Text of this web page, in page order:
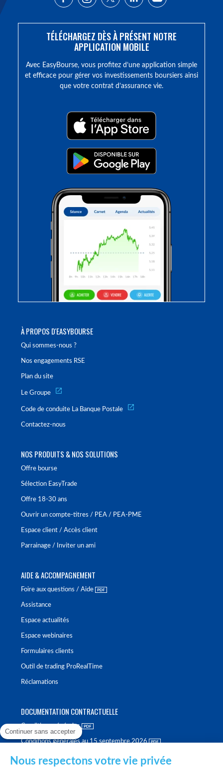
À PROPOS D'EASYBOURSE
Qui sommes-nous ?
Nos engagements RSE
Plan du site
Le Groupe
Code de conduite La Banque Postale
Contactez-nous
NOS PRODUITS & NOS SOLUTIONS
Offre bourse
Sélection EasyTrade
Offre 18-30 ans
Ouvrir un compte-titres / PEA / PEA-PME
Espace client / Accès client
Parrainage / Inviter un ami
AIDE & ACCOMPAGNEMENT
Foire aux questions / Aide
Assistance
Espace actualités
Espace webinaires
Formulaires clients
Outil de trading ProRealTime
Réclamations
DOCUMENTATION CONTRACTUELLE
Conditions générales
Conditions générales au 15 septembre 2026
TÉLÉCHARGEZ DÈS À PRÉSENT NOTRE
APPLICATION MOBILE
Avec EasyBourse, vous profitez d’une application simple
et efficace pour gérer vos investissements boursiers ainsi
que votre contrat d’assurance vie.
Continuer sans accepter
Nous respectons votre vie privée